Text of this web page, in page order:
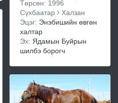
Төрсөн: 1996
Сүхбаатар
Халзан
Эцэг: Энэбишийн өвгөн
халтар
Эх: Ядамын Буйрын
шилбэ борогч